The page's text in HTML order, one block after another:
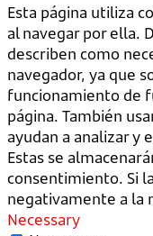
Esta página utiliza
al navegar por ella.
describen como
navegador, ya que
funcionamiento de
página. También
ayudan a analizar y
Estas se
consentimiento. Si
negativamente a la
Necessary